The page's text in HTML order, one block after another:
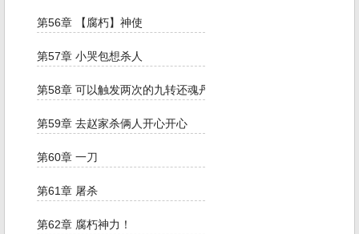
第56章 【腐朽】神使
第57章 小哭包想杀人
第58章 可以触发两次的九转还魂丹
第59章 去赵家杀俩人开心开心
第60章 一刀
第61章 屠杀
第62章 腐朽神力！